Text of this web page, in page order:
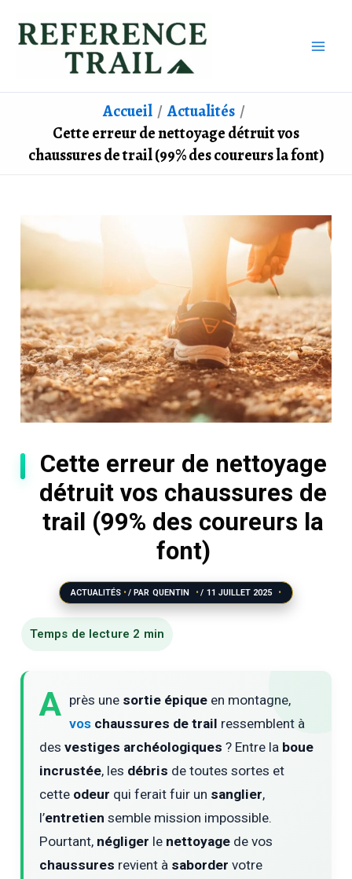
Accueil
Actualités
Cette erreur de nettoyage détruit vos
chaussures de trail (99% des coureurs la font)
Cette erreur de nettoyage
détruit vos chaussures de
trail (99% des coureurs la
font)
ACTUALITÉS / PAR QUENTIN / 11 JUILLET 2025
A près une sortie épique en montagne,
vos chaussures de trail ressemblent à
desvestiges archéologiques ? Entre la boue
incrustée, les débris de toutes sortes et
cette odeur qui ferait fuir un sanglier,
l’entretien semble mission impossible.
Pourtant, négliger le nettoyage de vos
chaussures revient à saborder votre